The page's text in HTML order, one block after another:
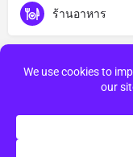
ร้านอาหาร